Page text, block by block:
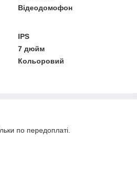
Відеодомофон
IPS
7 дюйм
Кольоровий
по передоплаті.